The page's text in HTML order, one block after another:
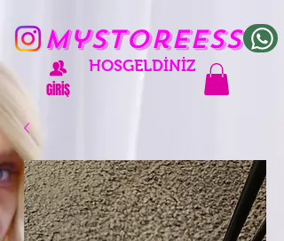
HOŞGELDİNİZ
mystoreess
GİRİŞ